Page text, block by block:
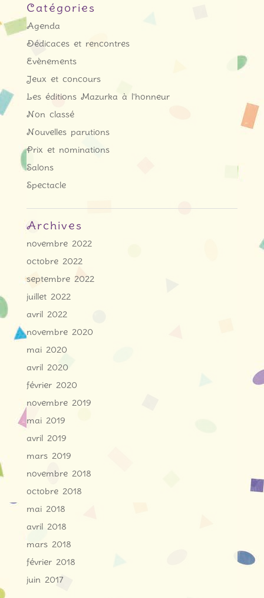
Catégories
Agenda
Dédicaces et rencontres
Evènements
Jeux et concours
Les éditions Mazurka à l'honneur
Non classé
Nouvelles parutions
Prix et nominations
Salons
Spectacle
Archives
novembre 2022
octobre 2022
septembre 2022
juillet 2022
avril 2022
novembre 2020
mai 2020
avril 2020
février 2020
novembre 2019
mai 2019
avril 2019
mars 2019
novembre 2018
octobre 2018
mai 2018
avril 2018
mars 2018
février 2018
juin 2017